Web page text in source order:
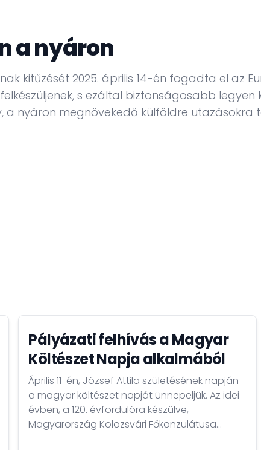
a nyáron
kitűzését 2025. április 14-én fogadta el az
s ezáltal biztonságosabb
a nyáron megnövekedő külföldre
Pályázati felhívás a Magyar
Költészet Napja alkalmából
Április 11-én, József Attila születésének napján
a magyar költészet napját ünnepeljük. Az idei
évben, a 120. évfordulóra készülve,
Magyarország Kolozsvári Főkonzulátusa